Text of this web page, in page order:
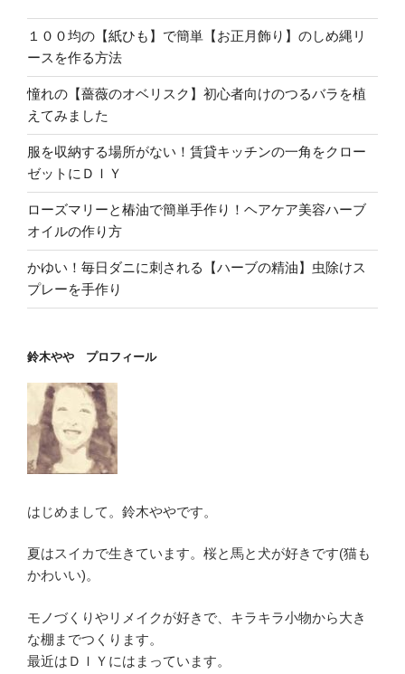
１００均の【紙ひも】で簡単【お正月飾り】のしめ縄リ
ースを作る方法
憧れの【薔薇のオベリスク】初心者向けのつるバラを植
えてみました
服を収納する場所がない！賃貸キッチンの一角をクロー
ゼットにＤＩＹ
ローズマリーと椿油で簡単手作り！ヘアケア美容ハーブ
オイルの作り方
かゆい！毎日ダニに刺される【ハーブの精油】虫除けス
プレーを手作り
鈴木やや プロフィール
はじめまして。鈴木ややです。
夏はスイカで生きています。桜と馬と犬が好きです(猫も
かわいい)。
モノづくりやリメイクが好きで、キラキラ小物から大き
な棚までつくります。
最近はＤＩＹにはまっています。